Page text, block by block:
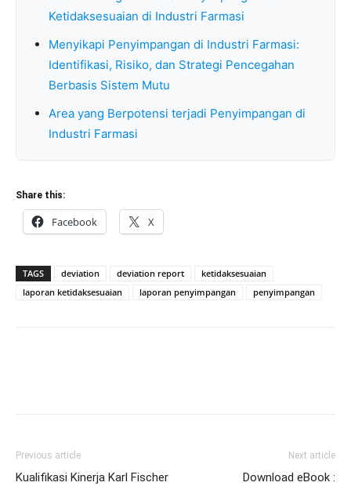
Ketidaksesuaian di Industri Farmasi
Menyikapi Penyimpangan di Industri Farmasi:
Identifikasi, Risiko, dan Strategi Pencegahan
Berbasis Sistem Mutu
Area yang Berpotensi terjadi Penyimpangan di
Industri Farmasi
Share this:
Facebook X
TAGS deviation deviation report
ketidaksesuaian
laporan ketidaksesuaian
laporan penyimpangan penyimpangan
Previous article
Kualifikasi Kinerja Karl Fischer
Next article
Download eBook :